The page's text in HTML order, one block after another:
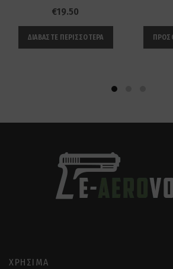
€19.50
ΔΙΑΒΆΣΤΕ ΠΕΡΙΣΣΌΤΕΡΑ
ΧΡΉΣΙΜΑ